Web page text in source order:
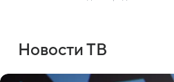
Новости ТВ